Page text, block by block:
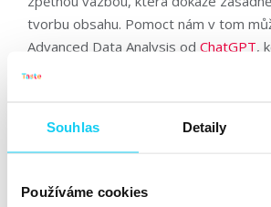
Souhlas Detaily
Používáme cookies
tvorbu obsahu. Pomoct nám v tom
Advanced Data Analysis od ChatGPT,
umělé inteligence doptávat, co
„Dvojnásobný budget se nerovná
Karásek.
Podle něj je důležité si s